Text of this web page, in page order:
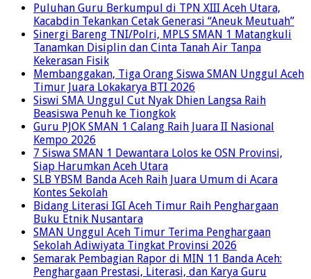
Puluhan Guru Berkumpul di TPN XIII Aceh Utara,
Kacabdin Tekankan Cetak Generasi “Aneuk Meutuah”
Sinergi Bareng TNI/Polri, MPLS SMAN 1 Matangkuli
Tanamkan Disiplin dan Cinta Tanah Air Tanpa
Kekerasan Fisik
Membanggakan, Tiga Orang Siswa SMAN Unggul Aceh
Timur Juara Lokakarya BTI 2026
Siswi SMA Unggul Cut Nyak Dhien Langsa Raih
Beasiswa Penuh ke Tiongkok
Guru PJOK SMAN 1 Calang Raih Juara II Nasional
Kempo 2026
7 Siswa SMAN 1 Dewantara Lolos ke OSN Provinsi,
Siap Harumkan Aceh Utara
SLB YBSM Banda Aceh Raih Juara Umum di Acara
Kontes Sekolah
Bidang Literasi IGI Aceh Timur Raih Penghargaan
Buku Etnik Nusantara
SMAN Unggul Aceh Timur Terima Penghargaan
Sekolah Adiwiyata Tingkat Provinsi 2026
Semarak Pembagian Rapor di MIN 11 Banda Aceh:
Penghargaan Prestasi, Literasi, dan Karya Guru